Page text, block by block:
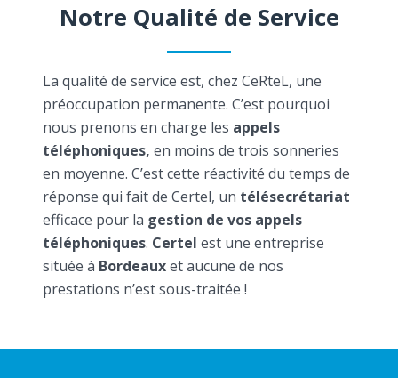
Notre Qualité de Service
La qualité de service est, chez CeRteL, une
préoccupation permanente. C’est pourquoi
nous prenons en charge les appels
téléphoniques, en moins de trois sonneries
en moyenne. C’est cette réactivité du temps de
réponse qui fait de Certel, un télésecrétariat
efficace pour la gestion de vos appels
téléphoniques. Certel est une entreprise
située à Bordeauxet aucune de nos
prestations n’est sous-traitée !